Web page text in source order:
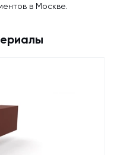
в Москве.